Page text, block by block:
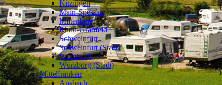
Kitzingen
Main-Spessart
Miltenberg
Rhön-Grabfeld
Schweinfurt
Schweinfurt (Stadt)
Würzburg
Würzburg (Stadt)
Mittelfranken
❯
Ansbach